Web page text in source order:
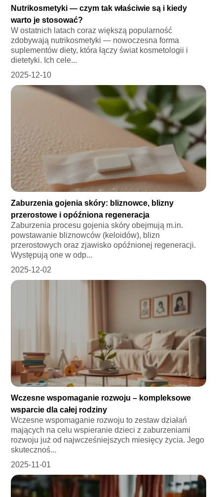
Nutrikosmetyki — czym tak właściwie są i kiedy
warto je stosować?
W ostatnich latach coraz większą popularność
zdobywają nutrikosmetyki — nowoczesna forma
suplementów diety, która łączy świat kosmetologii i
dietetyki. Ich cele...
2025-12-10
Zaburzenia gojenia skóry: bliznowce, blizny
przerostowe i opóźniona regeneracja
Zaburzenia procesu gojenia skóry obejmują m.in.
powstawanie bliznowców (keloidów), blizn
przerostowych oraz zjawisko opóźnionej regeneracji.
Występują one w odp...
2025-12-02
Wczesne wspomaganie rozwoju – kompleksowe
wsparcie dla całej rodziny
Wczesne wspomaganie rozwoju to zestaw działań
mających na celu wspieranie dzieci z zaburzeniami
rozwoju już od najwcześniejszych miesięcy życia. Jego
skutecznoś...
2025-11-01